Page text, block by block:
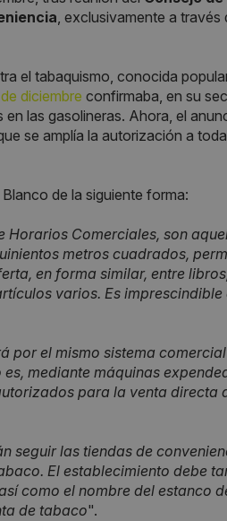
, exclusivamente a través
el tabaquismo, conocida
diciembre confirmaba, en su
las gasolineras. Ahora, el
se amplía la autorización a
de la siguiente forma:
Comerciales, son
metros cuadrados,
en forma similar, entre
varios. Es
por el mismo sistema
mediante máquinas
para la venta directa
seguir las tiendas de
El establecimiento debe
como el nombre del estanco
de tabaco".